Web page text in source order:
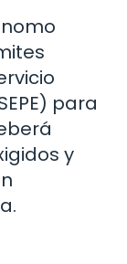
para
y